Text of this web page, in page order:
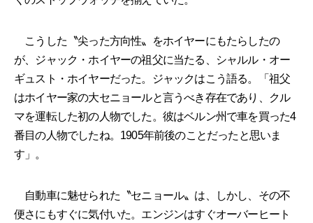
こうした〝尖った方向性〟をホイヤーにもたらしたの
が、ジャック・ホイヤーの祖父に当たる、シャルル・オー
ギュスト・ホイヤーだった。ジャックはこう語る。「祖父
はホイヤー家の大セニョールと言うべき存在であり、クル
マを運転した初の人物でした。彼はベルン州で車を買った4
番目の人物でしたね。1905年前後のことだったと思いま
す」。
自動車に魅せられた〝セニョール〟は、しかし、その不
便さにもすぐに気付いた。エンジンはすぐオーバーヒート